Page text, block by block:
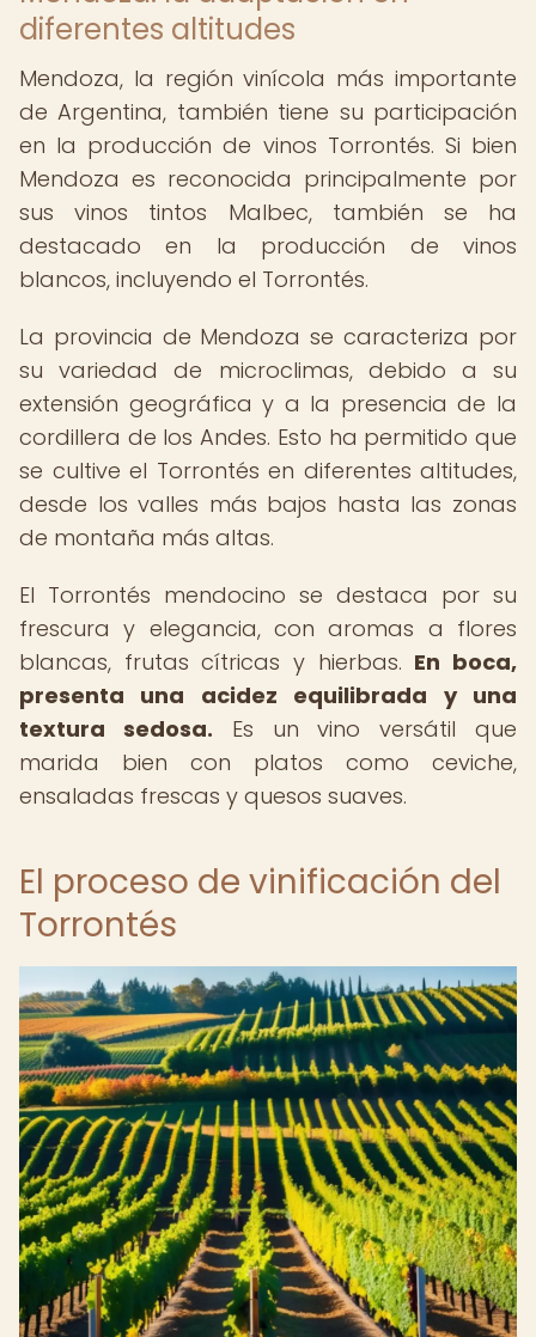
diferentes altitudes
Mendoza, la región vinícola más importante
de Argentina, también tiene su participación
en la producción de vinos Torrontés. Si bien
Mendoza es reconocida principalmente por
sus vinos tintos Malbec, también se ha
destacado en la producción de vinos
blancos, incluyendo el Torrontés.
La provincia de Mendoza se caracteriza por
su variedad de microclimas, debido a su
extensión geográfica y a la presencia de la
cordillera de los Andes. Esto ha permitido que
se cultive el Torrontés en diferentes altitudes,
desde los valles más bajos hasta las zonas
de montaña más altas.
El Torrontés mendocino se destaca por su
frescura y elegancia, con aromas a flores
blancas, frutas cítricas y hierbas. En boca,
presenta una acidez equilibrada y una
textura sedosa. Es un vino versátil que
marida bien con platos como ceviche,
ensaladas frescas y quesos suaves.
El proceso de vinificación del
Torrontés